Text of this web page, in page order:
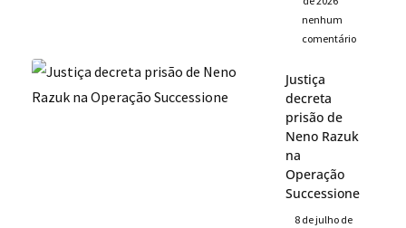
nenhum
comentário
Justiça
decreta
prisão de
Neno Razuk
na
Operação
Successione
8 de julho de